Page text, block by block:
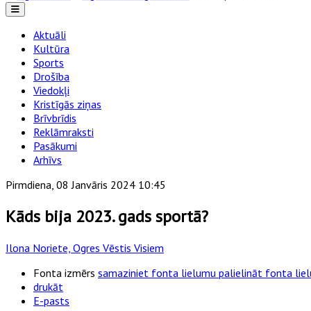
Aktuāli
Kultūra
Sports
Drošība
Viedokļi
Kristīgās ziņas
Brīvbrīdis
Reklāmraksti
Pasākumi
Arhīvs
Pirmdiena, 08 Janvāris 2024 10:45
Kāds bija 2023. gads sportā?
Ilona Noriete, Ogres Vēstis Visiem
Fonta izmērs samaziniet fonta lielumu palielināt fonta
drukāt
E-pasts